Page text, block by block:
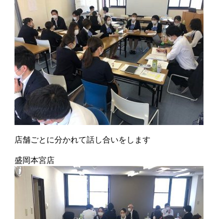
店舗ごとに分かれて話し合いをします
盛岡本宮店